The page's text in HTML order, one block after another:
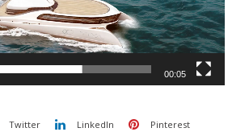
00:05
Twitter LinkedIn Pinterest